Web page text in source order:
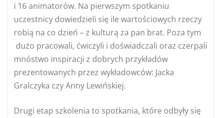
i 16 animatorów. Na pierwszym spotkaniu
uczestnicy dowiedzieli się ile wartościowych rzeczy
robią na co dzień – z kulturą za pan brat. Poza tym
dużo pracowali, ćwiczyli i doświadczali oraz czerpali
mnóstwo inspiracji z dobrych przykładów
prezentowanych przez wykładowców: Jacka
Gralczyka czy Anny Lewińskiej.
Drugi etap szkolenia to spotkania, które odbyły się